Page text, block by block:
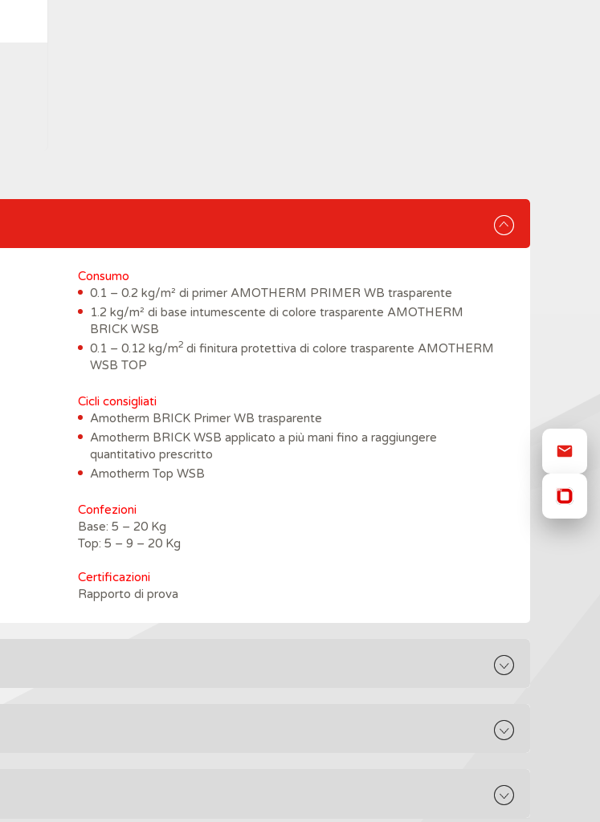
Consumo
0.1 – 0.2 kg/m² di primer AMOTHERM PRIMER WB trasparente
1.2 kg/m² di base intumescente di colore trasparente AMOTHERM
BRICK WSB
0.1 – 0.12 kg/m2 di finitura protettiva di colore trasparente AMOTHERM
WSB TOP
Cicli consigliati
Amotherm BRICK Primer WB trasparente
Amotherm BRICK WSB applicato a più mani fino a raggiungere
quantitativo prescritto
Amotherm Top WSB
Confezioni
Base: 5 – 20 Kg
Top: 5 – 9 – 20 Kg
Certificazioni
Rapporto di prova